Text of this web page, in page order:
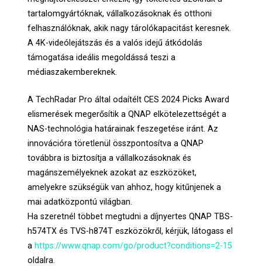
tartalomgyártóknak, vállalkozásoknak és otthoni
felhasználóknak, akik nagy tárolókapacitást keresnek.
A 4K-videólejátszás és a valós idejű átkódolás
támogatása ideális megoldássá teszi a
médiaszakembereknek.
A TechRadar Pro által odaítélt CES 2024 Picks Award
elismerések megerősítik a QNAP elkötelezettségét a
NAS-technológia határainak feszegetése iránt. Az
innovációra töretlenül összpontosítva a QNAP
továbbra is biztosítja a vállalkozásoknak és
magánszemélyeknek azokat az eszközöket,
amelyekre szükségük van ahhoz, hogy kitűnjenek a
mai adatközpontú világban.
Ha szeretnél többet megtudni a díjnyertes QNAP TBS-
h574TX és TVS-h874T eszközökről, kérjük, látogass el
a https://www.qnap.com/go/product?conditions=2-15
oldalra.